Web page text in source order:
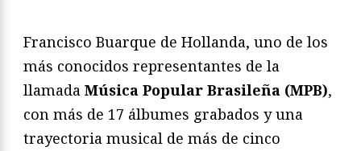
Francisco Buarque de Hollanda, uno de los
más conocidos representantes de la
llamada Música Popular Brasileña (MPB),
con más de 17 álbumes grabados y una
trayectoria musical de más de cinco